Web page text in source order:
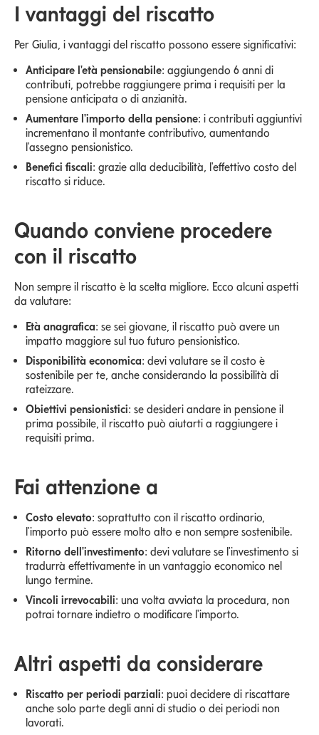
I vantaggi del riscatto
Per Giulia, i vantaggi del riscatto possono essere significativi:
Anticipare l'età pensionabile: aggiungendo 6 anni di
contributi, potrebbe raggiungere prima i requisiti per la
pensione anticipata o di anzianità.
Aumentare l'importo della pensione: i contributi aggiuntivi
incrementano il montante contributivo, aumentando
l'assegno pensionistico.
Benefici fiscali: grazie alla deducibilità, l'effettivo costo del
riscatto si riduce.
Quando conviene procedere
con il riscatto
Non sempre il riscatto è la scelta migliore. Ecco alcuni aspetti
da valutare:
Età anagrafica: se sei giovane, il riscatto può avere un
impatto maggiore sul tuo futuro pensionistico.
Disponibilità economica: devi valutare se il costo è
sostenibile per te, anche considerando la possibilità di
rateizzare.
Obiettivi pensionistici: se desideri andare in pensione il
prima possibile, il riscatto può aiutarti a raggiungere i
requisiti prima.
Fai attenzione a
Costo elevato: soprattutto con il riscatto ordinario,
l'importo può essere molto alto e non sempre sostenibile.
Ritorno dell'investimento: devi valutare se l'investimento si
tradurrà effettivamente in un vantaggio economico nel
lungo termine.
Vincoli irrevocabili: una volta avviata la procedura, non
potrai tornare indietro o modificare l'importo.
Altri aspetti da considerare
Riscatto per periodi parziali: puoi decidere di riscattare
anche solo parte degli anni di studio o dei periodi non
lavorati.